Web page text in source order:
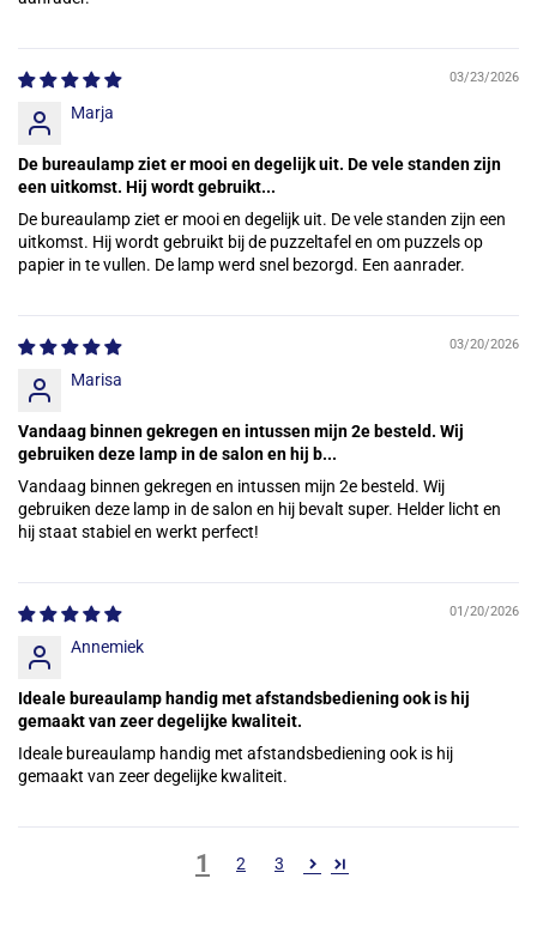
03/23/2026
Marja
De bureaulamp ziet er mooi en degelijk uit. De vele standen zijn
een uitkomst. Hij wordt gebruikt...
De bureaulamp ziet er mooi en degelijk uit. De vele standen zijn een
uitkomst. Hij wordt gebruikt bij de puzzeltafel en om puzzels op
papier in te vullen. De lamp werd snel bezorgd. Een aanrader.
03/20/2026
Marisa
Vandaag binnen gekregen en intussen mijn 2e besteld. Wij
gebruiken deze lamp in de salon en hij b...
Vandaag binnen gekregen en intussen mijn 2e besteld. Wij
gebruiken deze lamp in de salon en hij bevalt super. Helder licht en
hij staat stabiel en werkt perfect!
01/20/2026
Annemiek
Ideale bureaulamp handig met afstandsbediening ook is hij
gemaakt van zeer degelijke kwaliteit.
Ideale bureaulamp handig met afstandsbediening ook is hij
gemaakt van zeer degelijke kwaliteit.
1 2 3